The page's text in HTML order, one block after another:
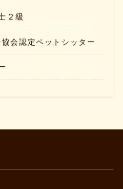
２級
会認定ペットシッター